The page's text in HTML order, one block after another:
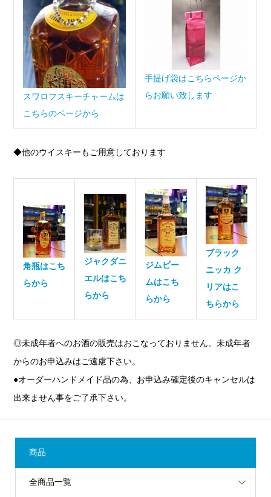
スワロフスキーチャームは
こちらのページから
手提げ袋はこちらページか
らお願い致します
◆他のウイスキーもご用意しております
角瓶はこち
らから
ジャクダニ
エルはこち
らから
ジムビー
ムはこち
らから
ブラック
ニッカ ク
リアはこ
ちらから
◎未成年者へのお酒の販売はおこなっておりません。未成年者
からのお申込みはご遠慮下さい。
●オーダーハンドメイド品の為、お申込み確定後のキャンセルは
出来ません事をご了承下さい。
商品
全商品一覧